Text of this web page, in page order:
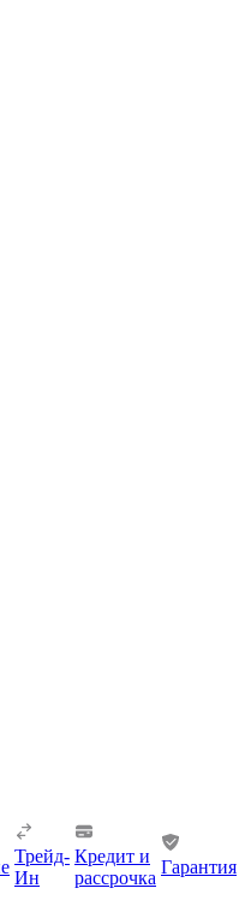
Трейд-
Ин
Кредит и
рассрочка
Гарантия